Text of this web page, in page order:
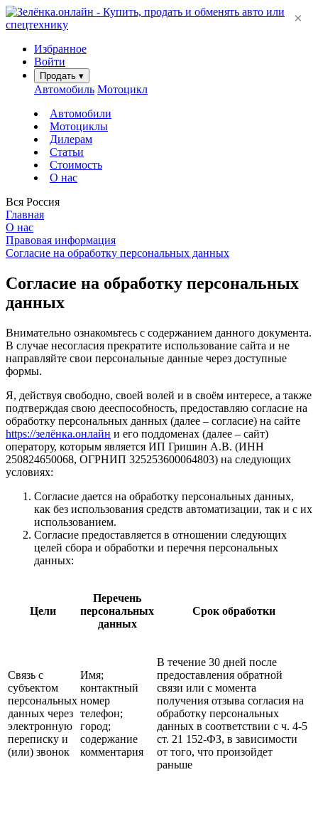
Избранное
Войти
Продать ▾
Автомобиль Мотоцикл
Автомобили
Мотоциклы
Дилерам
Статьи
Стоимость
О нас
Вся Россия
Главная
О нас
Правовая информация
Согласие на обработку персональных данных
Согласие на обработку персональных
данных
Внимательно ознакомьтесь с содержанием данного документа.
В случае несогласия прекратите использование сайта и не
направляйте свои персональные данные через доступные
формы.
Я, действуя свободно, своей волей и в своём интересе, а также
подтверждая свою дееспособность, предоставляю согласие на
обработку персональных данных (далее – согласие) на сайте
https://зелёнка.онлайн и его поддоменах (далее – сайт)
оператору, которым является ИП Гришин А.В. (ИНН
250824650068, ОГРНИП 325253600064803) на следующих
условиях:
Согласие дается на обработку персональных данных,
как без использования средств автоматизации, так и с их
использованием.
Согласие предоставляется в отношении следующих
целей сбора и обработки и перечня персональных
данных:
Цели
Перечень
персональных
данных
Срок обработки
Связь с
субъектом
персональных
данных через
электронную
переписку и
(или) звонок
Имя;
контактный
номер
телефон;
город;
содержание
комментария
В течение 30 дней после
предоставления обратной
связи или с момента
получения отзыва согласия на
обработку персональных
данных в соответствии с ч. 4-5
ст. 21 152-ФЗ, в зависимости
от того, что произойдет
раньше
×